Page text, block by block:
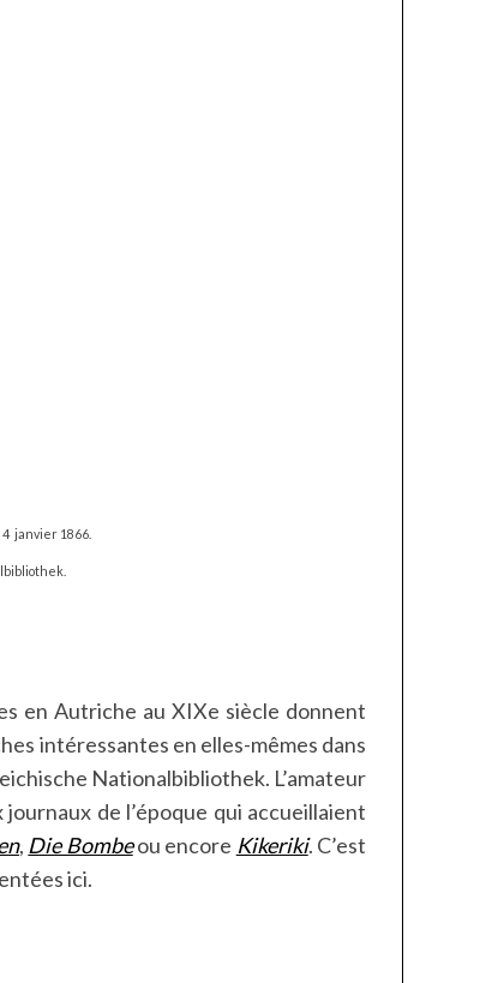
4 janvier 1866.
en Autriche au XIXe siècle donnent
intéressantes en elles-mêmes dans
Nationalbibliothek. L’amateur
de l’époque qui accueillaient
, Die Bombeou encore Kikeriki. C’est
ici.